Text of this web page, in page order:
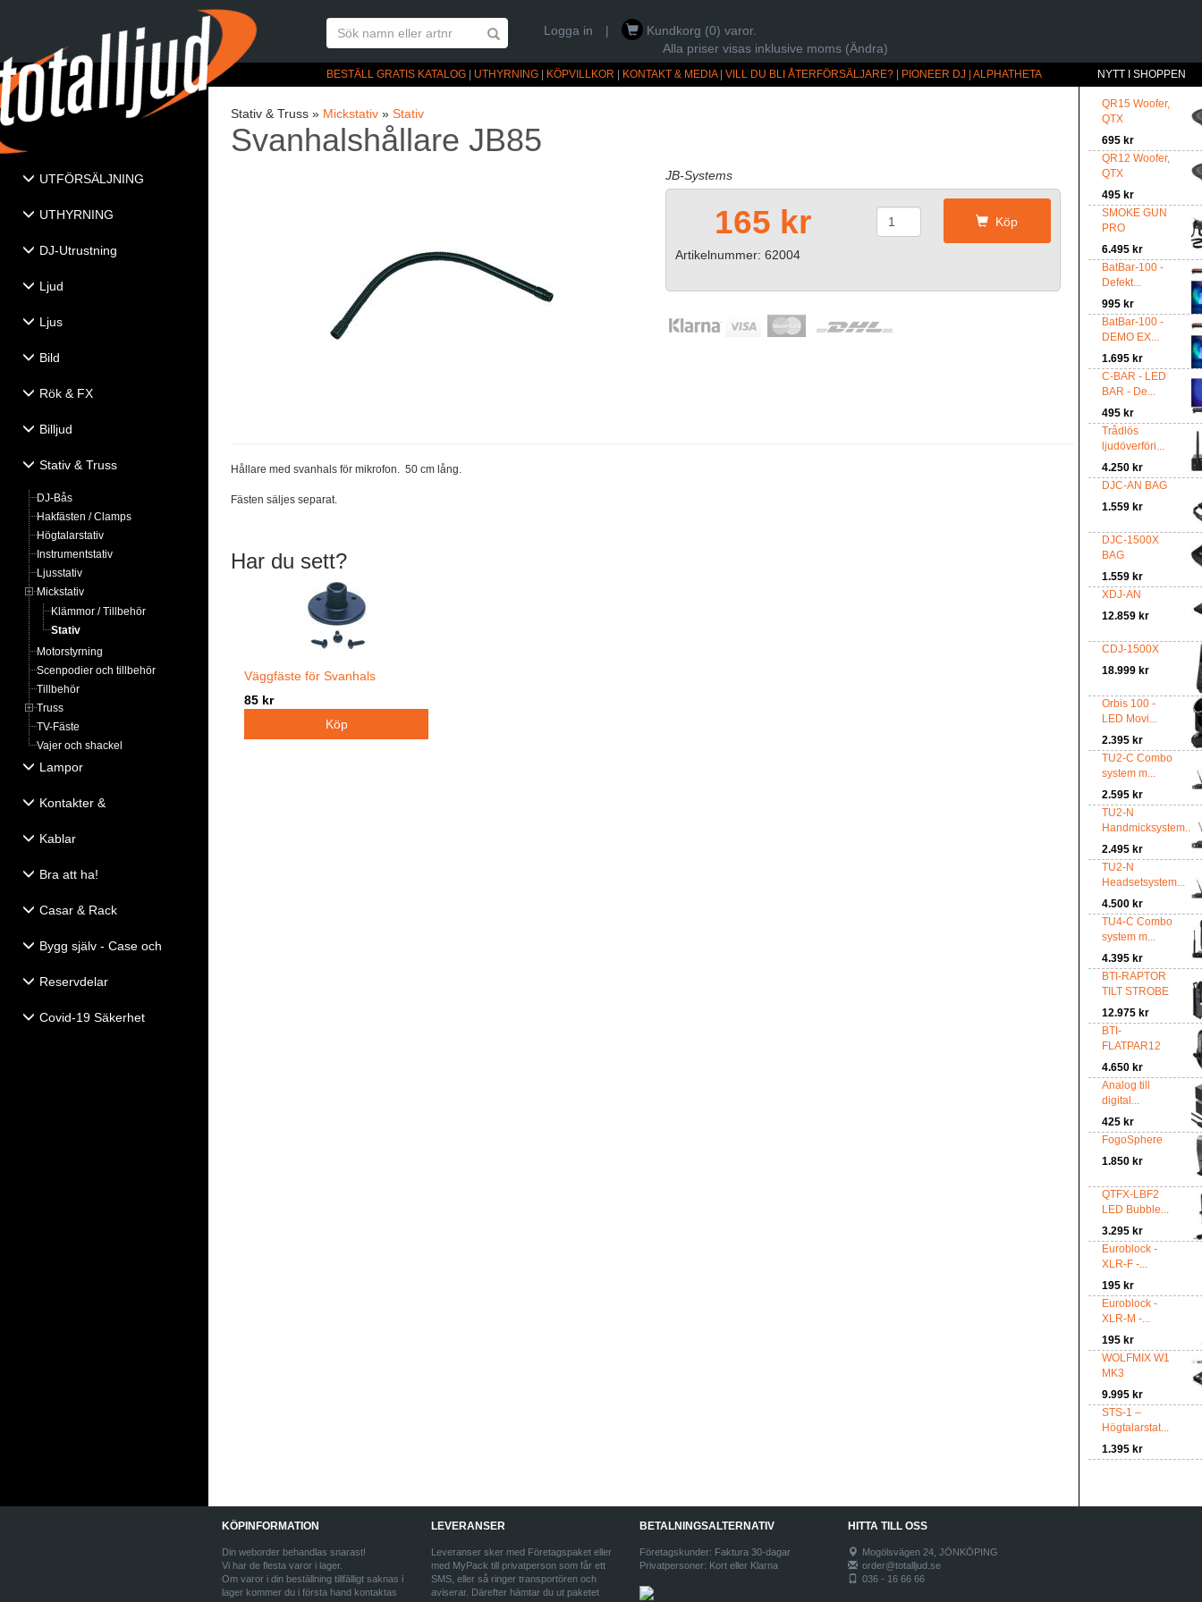
Logga in |
Kundkorg (0) varor.
Alla priser visas inklusive moms (Ändra)
BESTÄLL GRATIS KATALOG UTHYRNING KÖPVILLKOR KONTAKT & MEDIA| VILL DU BLI ÅTERFÖRSÄLJARE? PIONEER DJ | ALPHATHETA
UTFÖRSÄLJNING
UTHYRNING
DJ-Utrustning
Ljud
Ljus
Bild
Rök & FX
Billjud
Stativ & Truss
DJ-Bås
Hakfästen / Clamps
Högtalarstativ
Instrumentstativ
Ljusstativ
Mickstativ
Klämmor / Tillbehör
Stativ
Motorstyrning
Scenpodier och tillbehör
Tillbehör
Truss
TV-Fäste
Vajer och shackel
Lampor
Kontakter &
Kablar
Bra att ha!
Casar & Rack
Bygg själv - Case och
Reservdelar
Covid-19 Säkerhet
NYTT I SHOPPEN
QR15 Woofer,
QTX
695 kr
QR12 Woofer,
QTX
495 kr
SMOKE GUN
PRO
6.495 kr
BatBar-100 -
Defekt...
995 kr
BatBar-100 -
DEMO EX...
1.695 kr
C-BAR - LED
BAR - De...
495 kr
Trådlös
ljudöverföri...
4.250 kr
DJC-AN BAG
1.559 kr
DJC-1500X
BAG
1.559 kr
XDJ-AN
12.859 kr
CDJ-1500X
18.999 kr
Orbis 100 -
LED Movi...
2.395 kr
TU2-C Combo
system m...
2.595 kr
TU2-N
Handmicksystem...
2.495 kr
TU2-N
Headsetsystem...
4.500 kr
TU4-C Combo
system m...
4.395 kr
BTI-RAPTOR
TILT STROBE
12.975 kr
BTI-
FLATPAR12
4.650 kr
Analog till
digital...
425 kr
FogoSphere
1.850 kr
QTFX-LBF2
LED Bubble...
3.295 kr
Euroblock -
XLR-F -...
195 kr
Euroblock -
XLR-M -...
195 kr
WOLFMIX W1
MK3
9.995 kr
STS-1 –
Högtalarstat...
1.395 kr
Stativ & Truss » Mickstativ »Stativ
Svanhalshållare JB85
JB-Systems
165 kr Köp
Artikelnummer: 62004
Hållare med svanhals för mikrofon. 50 cm lång.
Fästen säljes separat.
Har du sett?
Väggfäste för Svanhals
85 kr
KÖPINFORMATION
Din weborder behandlas snarast!
Vi har de flesta varor i lager.
Om varor i din beställning tillfälligt saknas i
lager kommer du i första hand kontaktas
LEVERANSER
Leveranser sker med Företagspaket eller
med MyPack till privatperson som får ett
SMS, eller så ringer transportören och
aviserar. Därefter hämtar du ut paketet
BETALNINGSALTERNATIV
Företagskunder: Faktura 30-dagar
Privatpersoner: Kort eller Klarna
HITTA TILL OSS
Mogölsvägen 24, JÖNKÖPING
order@totalljud.se
036 - 16 66 66